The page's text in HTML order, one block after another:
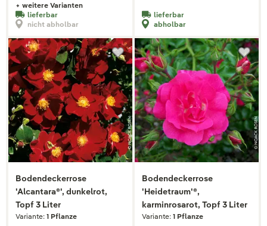
+ weitere Varianten
lieferbar
nicht abholbar
lieferbar
abholbar
Bodendeckerrose
'Alcantara®', dunkelrot,
Topf 3 Liter
Variante: 1 Pflanze
Bodendeckerrose
'Heidetraum'®,
karminrosarot, Topf 3 Liter
Variante: 1 Pflanze